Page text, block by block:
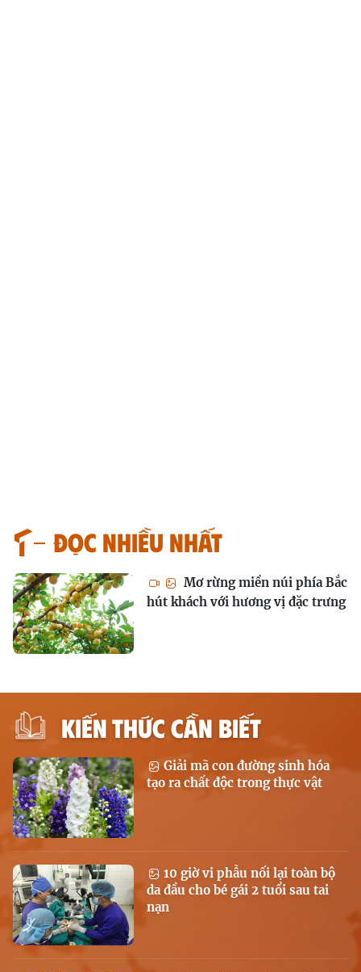
Đọc nhiều nhất
Mơ rừng miền núi phía Bắc
hút khách với hương vị đặc trưng
KIẾN THỨC CẦN BIẾT
Giải mã con đường sinh hóa
tạo ra chất độc trong thực vật
10 giờ vi phẫu nối lại toàn bộ
da đầu cho bé gái 2 tuổi sau tai
nạn